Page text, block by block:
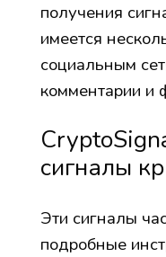
получения
имеется
социальным
комментарии и
сигналы
Эти сигналы
подробные